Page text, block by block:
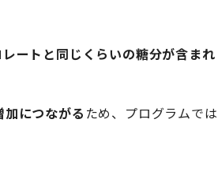
ートと同じくらいの糖分が含まれ
につながる ため、プログラムでは